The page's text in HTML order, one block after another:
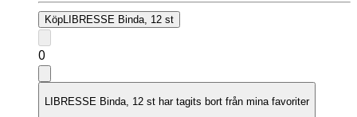
KöpLIBRESSE Binda, 12 st
0
LIBRESSE Binda, 12 st har tagits bort från mina favoriter